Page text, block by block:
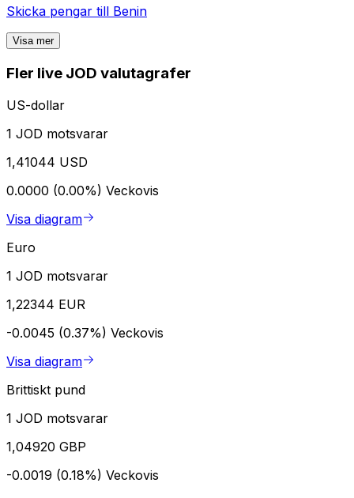
Skicka pengar till Benin
Visa mer
Fler live JOD valutagrafer
US-dollar
1 JOD motsvarar
1,41044 USD
0.0000 (0.00%) Veckovis
Visa diagram
Euro
1 JOD motsvarar
1,22344 EUR
-0.0045 (0.37%) Veckovis
Visa diagram
Brittiskt pund
1 JOD motsvarar
1,04920 GBP
-0.0019 (0.18%) Veckovis